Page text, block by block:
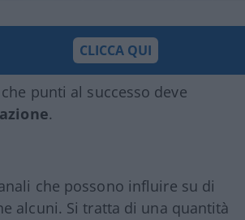
CLICCA QUI
punti al successo deve
.
che possono influire su di
alcuni. Si tratta di una quantità